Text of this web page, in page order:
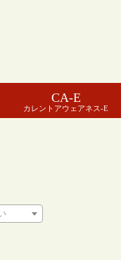
CA-E
カレントアウェアネス-E